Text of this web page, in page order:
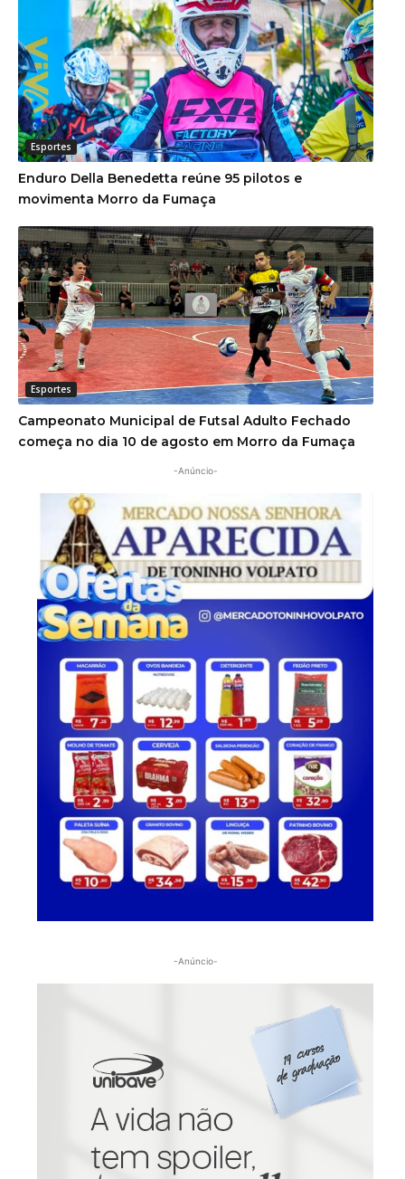
Esportes
Enduro Della Benedetta reúne 95 pilotos e
movimenta Morro da Fumaça
Esportes
Campeonato Municipal de Futsal Adulto Fechado
começa no dia 10 de agosto em Morro da Fumaça
-Anúncio-